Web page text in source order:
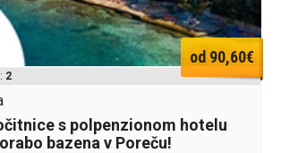
od 90,60€
2
s polpenzionom hotelu
bazena v Poreču!